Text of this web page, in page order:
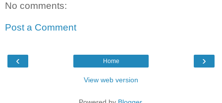
No comments:
Post a Comment
‹ ›
Home
View web version